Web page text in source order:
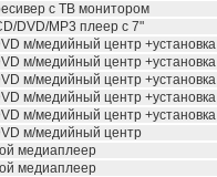
с ТВ монитором
DVD/MP3 плеер с 7"
м/медийный центр +установка
м/медийный центр +установка
м/медийный центр +установка
м/медийный центр +установка
м/медийный центр +установка
м/медийный центр
медиаплеер
медиаплеер